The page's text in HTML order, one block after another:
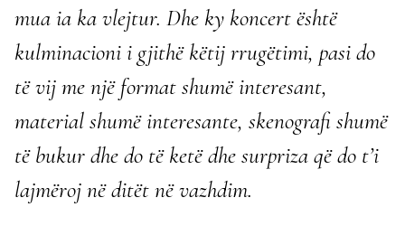
mua ia ka vlejtur. Dhe ky koncert është
kulminacioni i gjithë këtij rrugëtimi, pasi do
të vij me një format shumë interesant,
material shumë interesante, skenografi shumë
të bukur dhe do të ketë dhe surpriza që do t’i
lajmëroj në ditët në vazhdim.